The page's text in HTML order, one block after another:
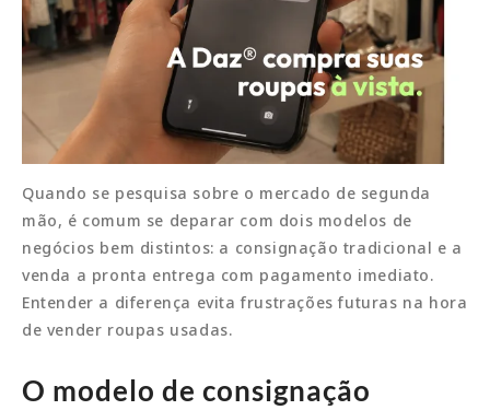
Quando se pesquisa sobre o mercado de segunda
mão, é comum se deparar com dois modelos de
negócios bem distintos: a consignação tradicional e a
venda a pronta entrega com pagamento imediato.
Entender a diferença evita frustrações futuras na hora
de vender roupas usadas.
O modelo de consignação